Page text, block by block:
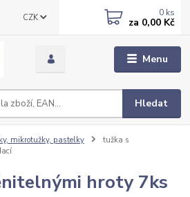
Menu
CZK
Hledat
0 ks
za 0,00 Kč
mikrotužky, pastelky
tužka s
hroty 7ks